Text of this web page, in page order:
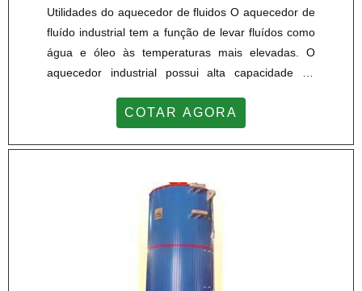
Utilidades do aquecedor de fluidos O aquecedor de
fluído industrial tem a função de levar fluídos como
água e óleo às temperaturas mais elevadas. O
aquecedor industrial possui alta capacidade de
um modo de segurança que o produto possui. Os
utilizado em muitos ambientes diferentes; - Grande
COTAR AGORA